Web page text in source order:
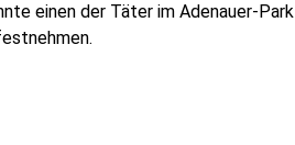
einen der Täter im Adenauer-Park